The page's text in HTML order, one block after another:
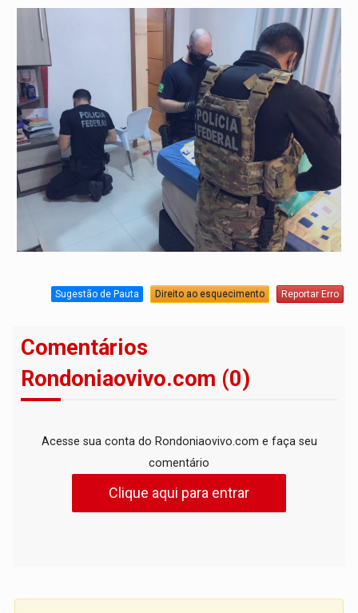
Sugestão de Pauta Direito ao esquecimento Reportar Erro
Comentários
Rondoniaovivo.com (0)
Acesse sua conta do Rondoniaovivo.com e faça seu
comentário
Clique aqui para entrar